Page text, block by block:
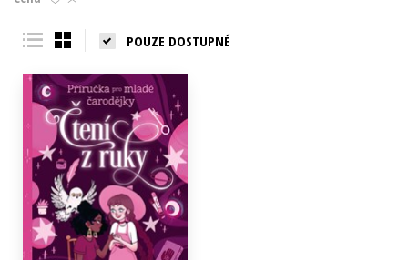
Young adult (SK)
POUZE DOSTUPNÉ